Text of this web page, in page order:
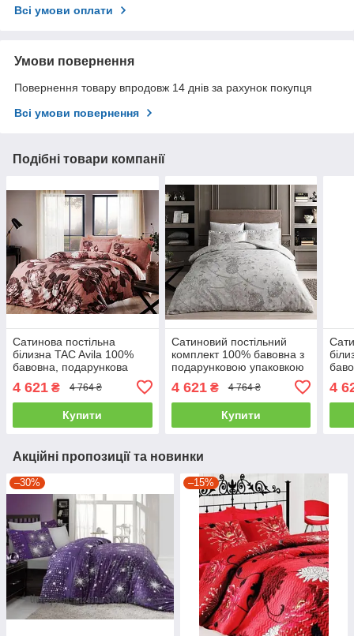
Всі умови оплати
Умови повернення
Повернення товару впродовж 14 днів за рахунок покупця
Всі умови повернення
Подібні товари компанії
Сатинова постільна
білизна TAC Avila 100%
бавовна, подарункова
наволочки
4 621 ₴ 4 764 ₴
Купити
Сатиновий постільний
комплект 100% бавовна з
подарунковою упаковкою
4 621₴ 4 764 ₴
Купити
4
Акційні пропозиції та новинки
–30% –15%